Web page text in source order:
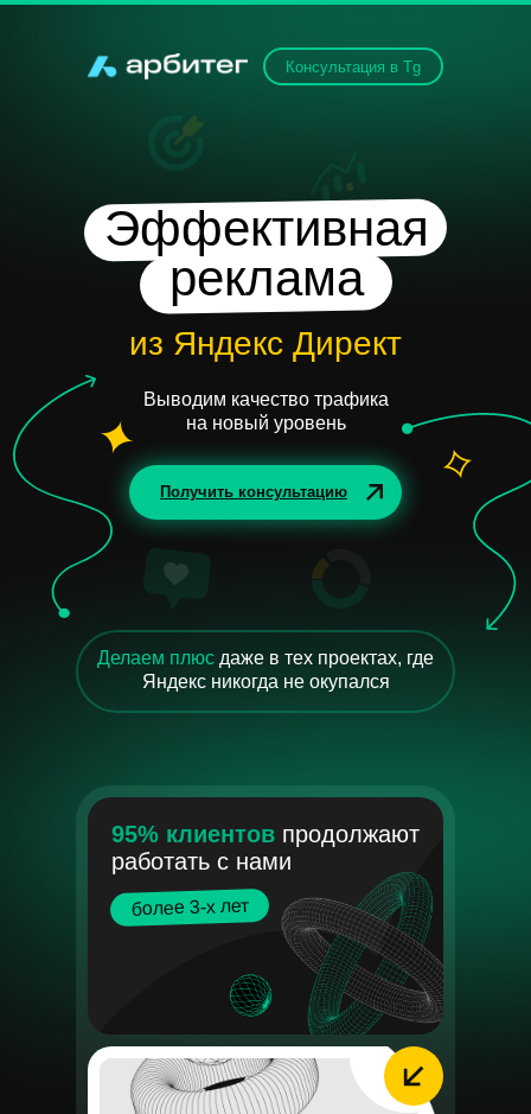
Консультация в Tg
Делаем плюс даже в тех проектах, где
Яндекс никогда не окупался
Выводим качество трафика
на новый уровень
Эффективная
реклама
из Яндекс Директ
Получить консультацию
95% клиентов продолжают
работать с нами
более 3-х лет